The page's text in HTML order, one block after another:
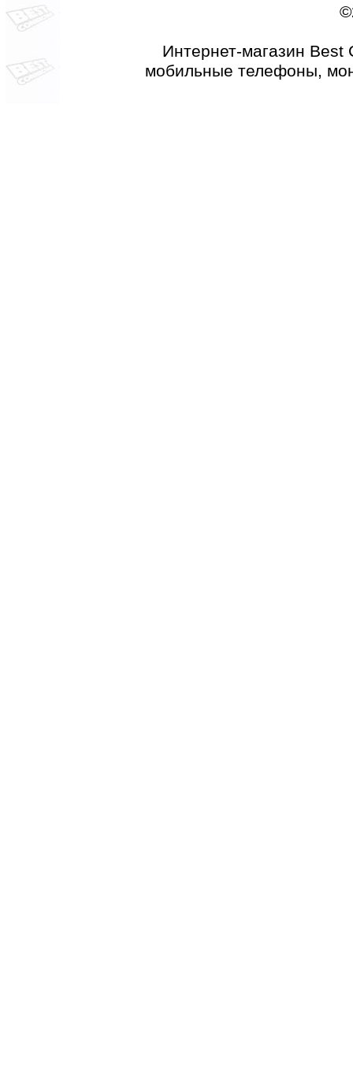
Интернет-магазин Best
мобильные телефоны,